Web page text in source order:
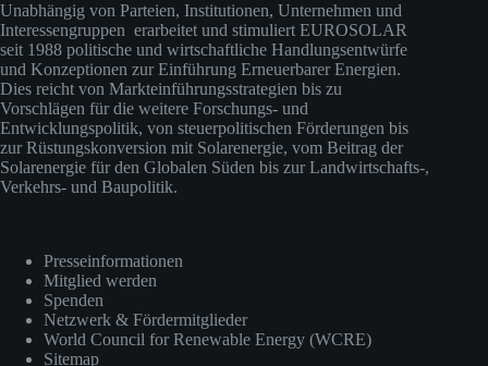
Unabhängig von Parteien, Institutionen, Unternehmen und
Interessengruppen erarbeitet und stimuliert EUROSOLAR
seit 1988 politische und wirtschaftliche Handlungsentwürfe
und Konzeptionen zur Einführung Erneuerbarer Energien.
Dies reicht von Markteinführungsstrategien bis zu
Vorschlägen für die weitere Forschungs- und
Entwicklungspolitik, von steuerpolitischen Förderungen bis
zur Rüstungskonversion mit Solarenergie, vom Beitrag der
Solarenergie für den Globalen Süden bis zur Landwirtschafts-,
Verkehrs- und Baupolitik.
Presseinformationen
Mitglied werden
Spenden
Netzwerk & Fördermitglieder
World Council for Renewable Energy (WCRE)
Sitemap